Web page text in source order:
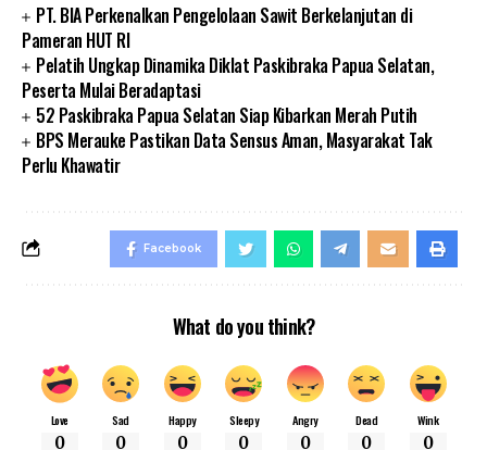
PT. BIA Perkenalkan Pengelolaan Sawit Berkelanjutan di
Pameran HUT RI
Pelatih Ungkap Dinamika Diklat Paskibraka Papua Selatan,
Peserta Mulai Beradaptasi
52 Paskibraka Papua Selatan Siap Kibarkan Merah Putih
BPS Merauke Pastikan Data Sensus Aman, Masyarakat Tak
Perlu Khawatir
Facebook
What do you think?
Love
0
Sad
0
Happy
0
Sleepy
0
Angry
0
Dead
0
Wink
0